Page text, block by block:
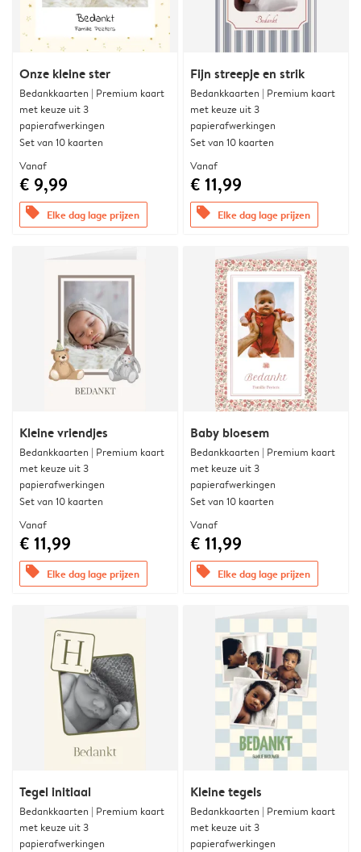
Onze kleine ster
Bedankkaarten | Premium kaart
met keuze uit 3
papierafwerkingen
Set van 10 kaarten
Vanaf
€ 9,99
offers Elke dag lage prijzen
Fijn streepje en strik
Bedankkaarten | Premium kaart
met keuze uit 3
papierafwerkingen
Set van 10 kaarten
Vanaf
€ 11,99
offers Elke dag lage prijzen
Kleine vriendjes
Bedankkaarten | Premium kaart
met keuze uit 3
papierafwerkingen
Set van 10 kaarten
Vanaf
€ 11,99
offers Elke dag lage prijzen
Baby bloesem
Bedankkaarten | Premium kaart
met keuze uit 3
papierafwerkingen
Set van 10 kaarten
Vanaf
€ 11,99
offers Elke dag lage prijzen
Tegel initiaal
Bedankkaarten | Premium kaart
met keuze uit 3
papierafwerkingen
Kleine tegels
Bedankkaarten | Premium kaart
met keuze uit 3
papierafwerkingen